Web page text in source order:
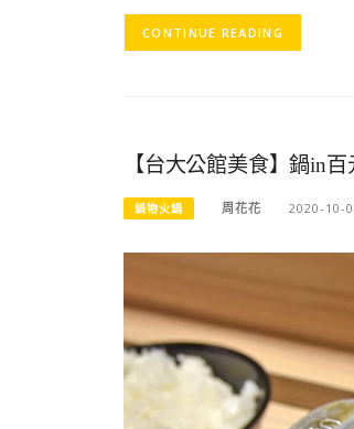
CONTINUE READING
【台大公館美食】鍋in
鍋物火鍋 周花花 2020-10-